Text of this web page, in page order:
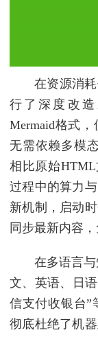
在资源消
行了深度改
Mermaid格式
无需依赖多模
相比原始
过程中的算力
新机制，启动
同步最新内容
在多语言
文、英语、日
信支付收银台”
彻底杜绝了机